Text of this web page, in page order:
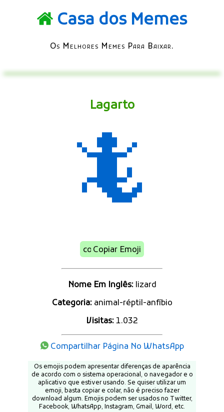
Casa dos Memes
Os Melhores Memes Para Baixar.
Lagarto
🦎
Copiar Emoji
Nome Em Inglês: lizard
Categoria: animal-réptil-anfíbio
Visitas:1.032
Compartilhar Página No WhatsApp
Os emojis podem apresentar diferenças de aparência
de acordo com o sistema operacional, o navegador e o
aplicativo que estiver usando. Se quiser utilizar um
emoji, basta copiar e colar, não é preciso fazer
download algum. Emojis podem ser usados no Twitter,
Facebook, WhatsApp, Instagram, Gmail, Word, etc.